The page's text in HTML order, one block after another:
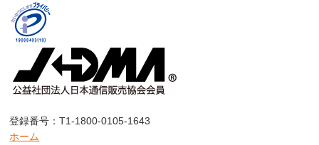
登録番号：T1-1800-0105-1643
ホーム